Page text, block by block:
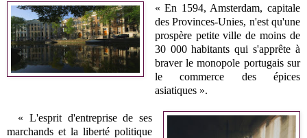
« En 1594, Amsterdam, capitale
des Provinces-Unies, n'est qu'une
prospère petite ville de moins de
30 000 habitants qui s'apprête à
braver le monopole portugais sur
le commerce des épices
asiatiques ».
« L'esprit d'entreprise de ses
marchands et la liberté politique